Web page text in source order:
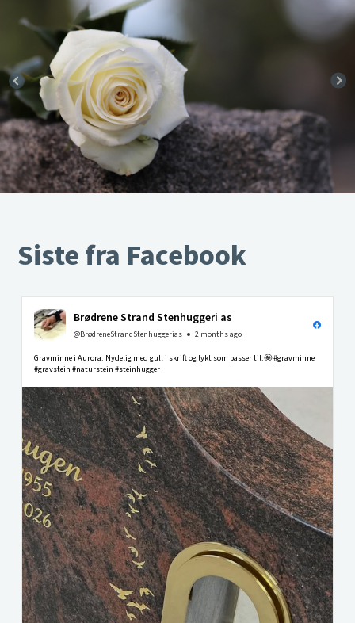
Siste fra Facebook
Brødrene Strand Stenhuggeri as
@BrødreneStrandStenhuggerias 2 months ago
Gravminne i Aurora. Nydelig med gull i skrift og lykt som passer til.🤩 #gravminne
#gravstein #naturstein #steinhugger